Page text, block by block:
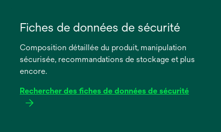
dans
nouvel
onglet
Fiches de données de sécurité
Composition détaillée du produit, manipulation
sécurisée, recommandations de stockage et plus
encore.
Rechercher des fiches de données de sécurité